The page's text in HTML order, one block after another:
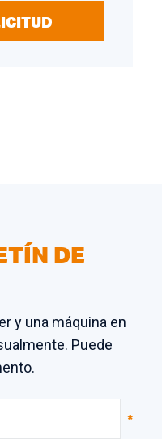
DE
y una máquina en
Puede